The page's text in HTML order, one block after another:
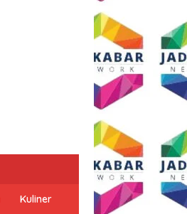
Kuliner